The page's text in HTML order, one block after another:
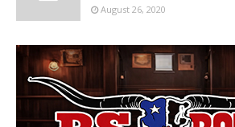
August 26, 2020